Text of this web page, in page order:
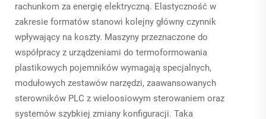
rachunkom za energię elektryczną. Elastyczność w
zakresie formatów stanowi kolejny główny czynnik
wpływający na koszty. Maszyny przeznaczone do
współpracy z urządzeniami do termoformowania
plastikowych pojemników wymagają specjalnych,
modułowych zestawów narzędzi, zaawansowanych
sterowników PLC z wieloosiowym sterowaniem oraz
systemów szybkiej zmiany konfiguracji. Taka